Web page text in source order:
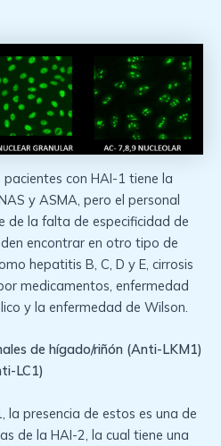
con HAI-1 tiene la
y ASMA, pero el personal
de la falta de especificidad de
encontrar en otro tipo de
hepatitis B, C, D y E, cirrosis
medicamentos, enfermedad
y la enfermedad de Wilson.
de hígado/riñón (Anti-LKM1)
LC1)
la presencia de estos es una de
de la HAI-2, la cual tiene una